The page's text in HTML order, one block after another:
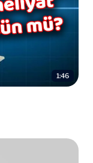
1:46